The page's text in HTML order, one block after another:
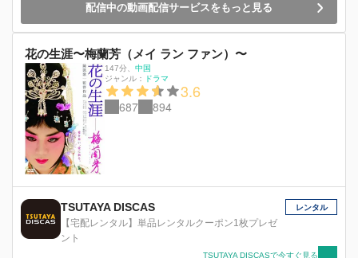
配信中の動画配信サービスをもっと見る
花の生涯〜梅蘭芳（メイ ラン ファン）〜
147分
中国
ジャンル：
ドラマ
3.6
687 894
TSUTAYA DISCAS
【宅配レンタル】単品レンタルクーポン1枚プレゼ
ント
レンタル
TSUTAYA DISCASで今すぐ見る